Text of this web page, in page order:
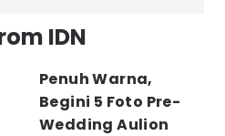
IDN
Penuh Warna,
Begini 5 Foto Pre-
Wedding Aulion